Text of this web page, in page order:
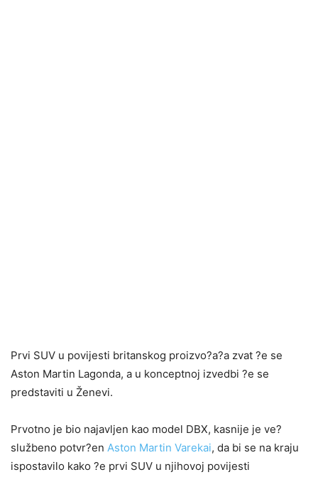
Prvi SUV u povijesti britanskog proizvo?a?a zvat ?e se
Aston Martin Lagonda, a u konceptnoj izvedbi ?e se
predstaviti u Ženevi.
Prvotno je bio najavljen kao model DBX, kasnije je ve?
službeno potvr?en Aston Martin Varekai, da bi se na kraju
ispostavilo kako ?e prvi SUV u njihovoj povijesti